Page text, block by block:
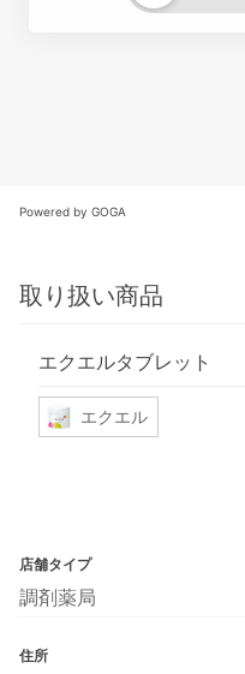
Powered by GOGA
取り扱い商品
エクエルタブレット
エクエル
店舗タイプ
調剤薬局
住所